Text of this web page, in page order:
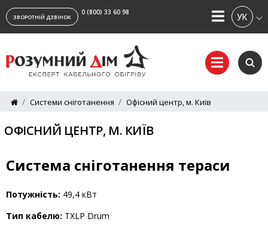
ЗВОРОТНІЙ ДЗВІНОК
0 (800) 33 60 98
Системи сніготанення Офісний центр, м. Київ
ОФІСНИЙ ЦЕНТР, М. КИЇВ
Система сніготанення тераси
Потужність: 49,4 кВт
Тип кабелю: TXLP Drum